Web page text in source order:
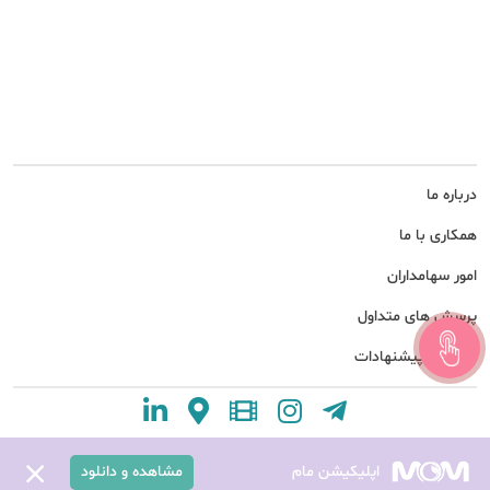
درباره ما
همکاری با ما
امور سهامداران
پرسش های متداول
نظرات و پیشنهادات
اپلیکیشن مام مشاهده و دانلود